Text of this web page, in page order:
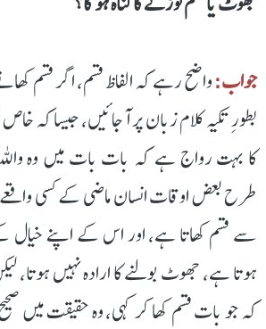
جواب:واضح رہے کہ الفاظ قسم، اگر قسم
بطورِ تکیہ کلام زبان پر آجائیں، جیسا کہ
کا بہت رواج ہے کہ بات بات میں وہ
طرح بعض اوقات انسان ماضی کے کسی
سے قسم کھاتا ہے، اور اس کے اپنے خیال
ہوتا ہے، جھوٹ بولنے کا ارادہ نہیں ہوتا،
کہ جو بات قسم کھا کر کہی، وہ حقیقت میں